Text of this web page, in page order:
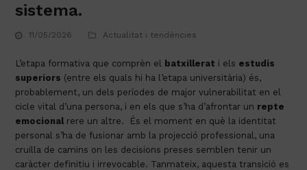
sistema.
11/05/2026 Actualitat i tendències
L’etapa formativa que comprèn el batxillerat i els estudis
superiors (entre els quals hi ha l’etapa universitària) és,
probablement, un dels períodes de major vulnerabilitat en el
cicle vital d’una persona, i en els que s’ha d’afrontar un repte
emocional rere un altre.
És el moment en què la identitat
personal s’ha de fusionar amb la projecció professional, una
cruïlla de camins on les decisions preses semblen tenir un
caràcter definitiu i irrevocable. Tanmateix, aquesta transició es